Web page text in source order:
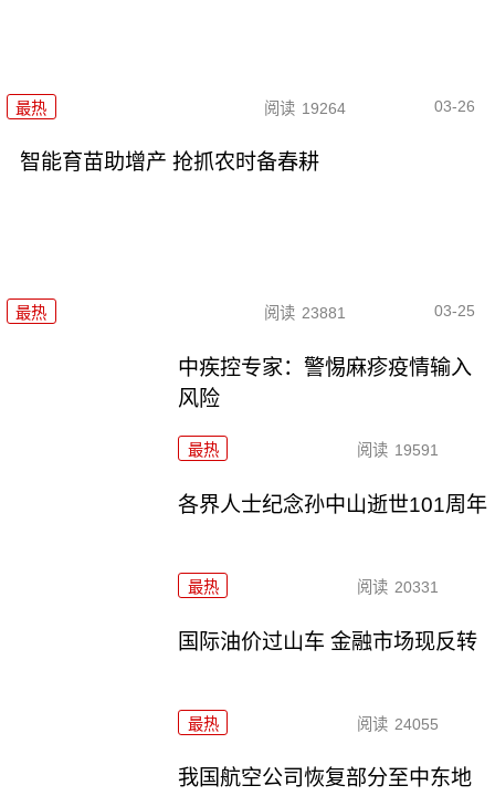
最热 阅读 19264 03-26
智能育苗助增产 抢抓农时备春耕
最热 阅读 23881 03-25
中疾控专家：警惕麻疹疫情输入
风险
最热 阅读 19591
各界人士纪念孙中山逝世101周年
最热 阅读 20331
国际油价过山车 金融市场现反转
最热 阅读 24055
我国航空公司恢复部分至中东地